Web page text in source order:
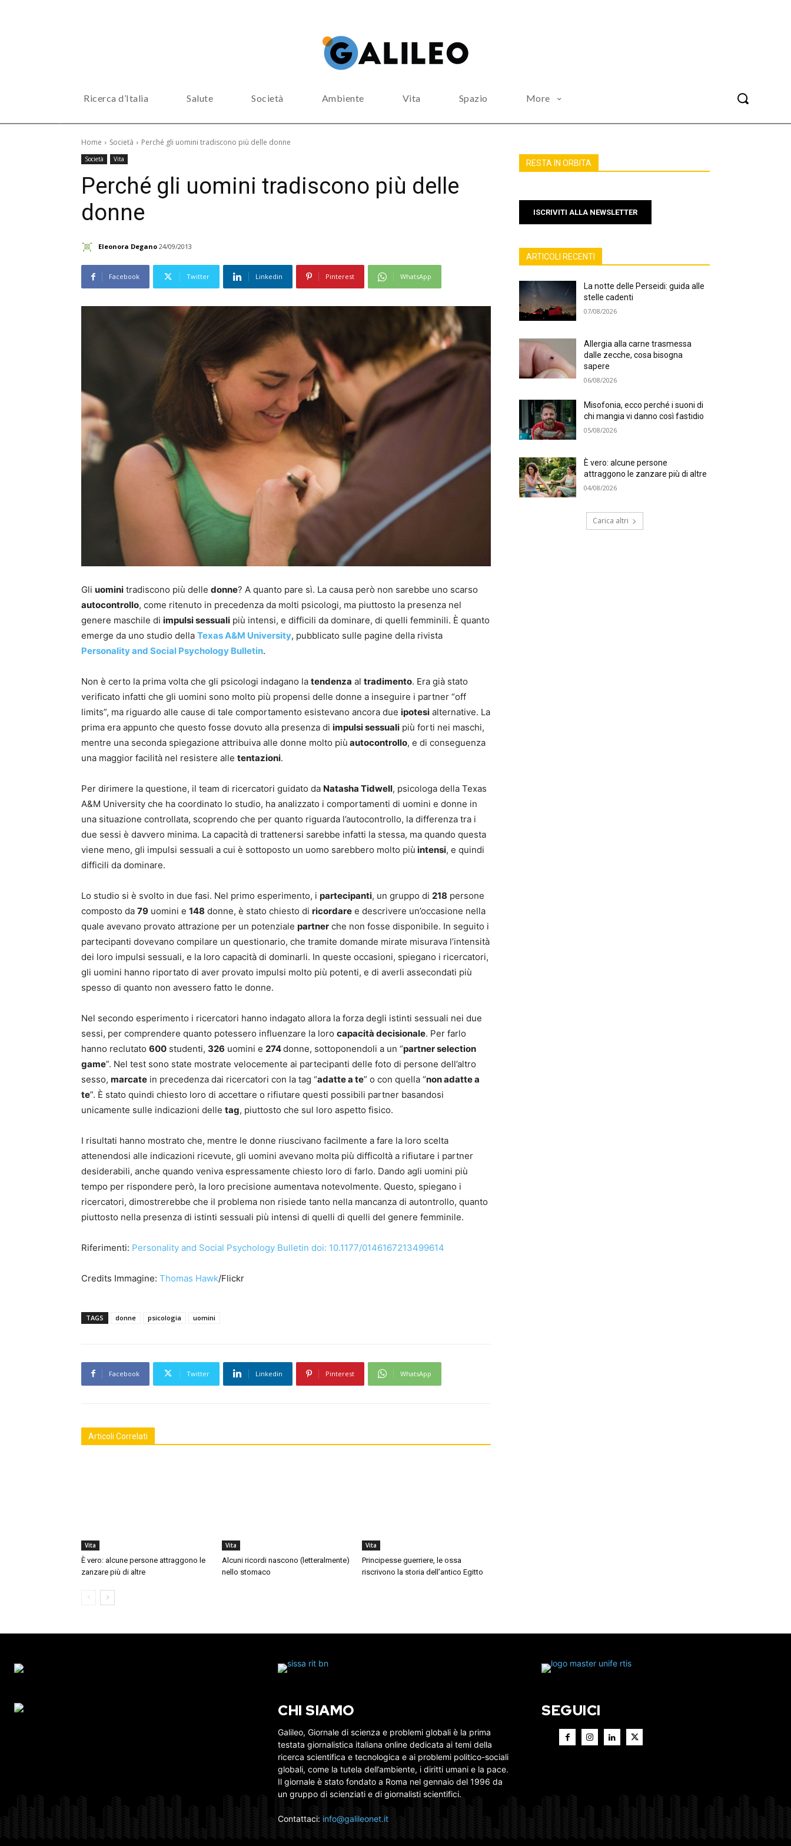
Ricerca d’Italia Salute Società Ambiente Vita Spazio More
Home Società Perché gli uomini tradiscono più delle donne
Società Vita
Perché gli uomini tradiscono più delle
donne
Eleonora Degano 24/09/2013
Facebook Twitter Linkedin Pinterest WhatsApp
Gli uomini tradiscono più delle donne? A quanto pare sì. La causa però non sarebbe uno scarso
autocontrollo, come ritenuto in precedenza da molti psicologi, ma piuttosto la presenza nel
genere maschile di impulsi sessuali più intensi, e difficili da dominare, di quelli femminili. È quanto
emerge da uno studio della Texas A&M University, pubblicato sulle pagine della rivista
Personality and Social Psychology Bulletin.
Non è certo la prima volta che gli psicologi indagano la tendenza al tradimento. Era già stato
verificato infatti che gli uomini sono molto più propensi delle donne a inseguire i partner “off
limits”, ma riguardo alle cause di tale comportamento esistevano ancora due ipotesi alternative. La
prima era appunto che questo fosse dovuto alla presenza di impulsi sessuali più forti nei maschi,
mentre una seconda spiegazione attribuiva alle donne molto più autocontrollo, e di conseguenza
una maggior facilità nel resistere alle tentazioni.
Per dirimere la questione, il team di ricercatori guidato da Natasha Tidwell, psicologa della Texas
A&M University che ha coordinato lo studio, ha analizzato i comportamenti di uomini e donne in
una situazione controllata, scoprendo che per quanto riguarda l’autocontrollo, la differenza tra i
due sessi è davvero minima. La capacità di trattenersi sarebbe infatti la stessa, ma quando questa
viene meno, gli impulsi sessuali a cui è sottoposto un uomo sarebbero molto più intensi, e quindi
difficili da dominare.
Lo studio si è svolto in due fasi. Nel primo esperimento, i partecipanti, un gruppo di 218 persone
composto da 79 uomini e 148 donne, è stato chiesto di ricordare e descrivere un’occasione nella
quale avevano provato attrazione per un potenziale partner che non fosse disponibile. In seguito i
partecipanti dovevano compilare un questionario, che tramite domande mirate misurava l’intensità
dei loro impulsi sessuali, e la loro capacità di dominarli. In queste occasioni, spiegano i ricercatori,
gli uomini hanno riportato di aver provato impulsi molto più potenti, e di averli assecondati più
spesso di quanto non avessero fatto le donne.
Nel secondo esperimento i ricercatori hanno indagato allora la forza degli istinti sessuali nei due
sessi, per comprendere quanto potessero influenzare la loro capacità decisionale. Per farlo
hanno reclutato 600 studenti, 326 uomini e 274donne, sottoponendoli a un “partner selection
game”. Nel test sono state mostrate velocemente ai partecipanti delle foto di persone dell’altro
sesso, marcate in precedenza dai ricercatori con la tag “adatte a te” o con quella “non adatte a
te”. È stato quindi chiesto loro di accettare o rifiutare questi possibili partner basandosi
unicamente sulle indicazioni delle tag, piuttosto che sul loro aspetto fisico.
I risultati hanno mostrato che, mentre le donne riuscivano facilmente a fare la loro scelta
attenendosi alle indicazioni ricevute, gli uomini avevano molta più difficoltà a rifiutare i partner
desiderabili, anche quando veniva espressamente chiesto loro di farlo. Dando agli uomini più
tempo per rispondere però, la loro precisione aumentava notevolmente. Questo, spiegano i
ricercatori, dimostrerebbe che il problema non risiede tanto nella mancanza di autontrollo, quanto
piuttosto nella presenza di istinti sessuali più intensi di quelli di quelli del genere femminile.
Riferimenti: Personality and Social Psychology Bulletin doi: 10.1177/0146167213499614
Credits Immagine: Thomas Hawk/Flickr
TAGS donne psicologia uomini
Facebook Twitter Linkedin Pinterest WhatsApp
Articoli Correlati
Vita
È vero: alcune persone attraggono le
zanzare più di altre
Vita
Alcuni ricordi nascono (letteralmente)
nello stomaco
Vita
Principesse guerriere, le ossa
riscrivono la storia dell’antico Egitto
RESTA IN ORBITA
ISCRIVITI ALLA NEWSLETTER
ARTICOLI RECENTI
La notte delle Perseidi: guida alle
stelle cadenti
07/08/2026
Allergia alla carne trasmessa
dalle zecche, cosa bisogna
sapere
06/08/2026
Misofonia, ecco perché i suoni di
chi mangia vi danno così fastidio
05/08/2026
È vero: alcune persone
attraggono le zanzare più di altre
04/08/2026
Carica altri
CHI SIAMO
Galileo, Giornale di scienza e problemi globali è la prima
testata giornalistica italiana online dedicata ai temi della
ricerca scientifica e tecnologica e ai problemi politico-sociali
globali, come la tutela dell’ambiente, i diritti umani e la pace.
Il giornale è stato fondato a Roma nel gennaio del 1996 da
un gruppo di scienziati e di giornalisti scientifici.
Contattaci: info@galileonet.it
SEGUICI